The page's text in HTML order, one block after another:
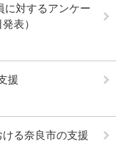
に対するアンケー
表）
援
る奈良市の支援